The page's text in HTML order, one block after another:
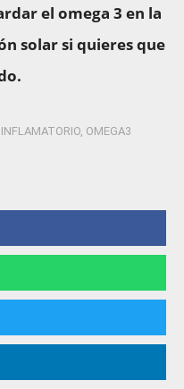
el omega 3 en la
solar si quieres que
, OMEGA3